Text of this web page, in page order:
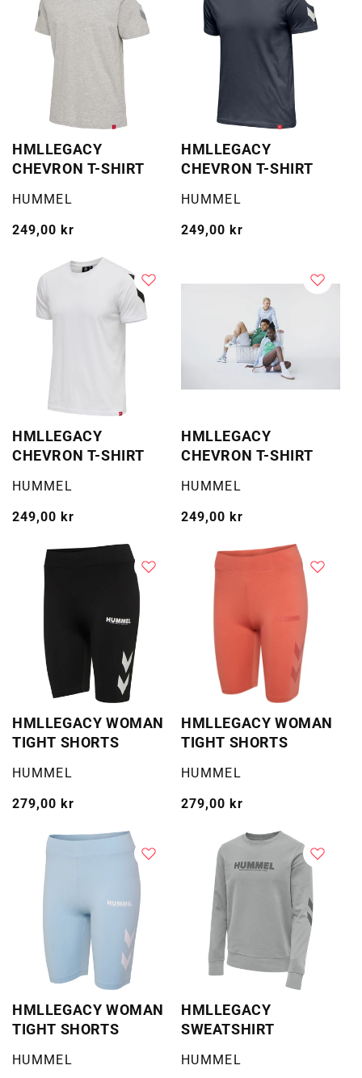
HMLLEGACY
CHEVRON T-SHIRT
Selger:
HUMMEL
Vanlig
249,00 kr
HMLLEGACY
CHEVRON T-SHIRT
Selger:
HUMMEL
Vanlig
249,00 kr
HMLLEGACY
CHEVRON T-SHIRT
Selger:
HUMMEL
Vanlig
249,00 kr
HMLLEGACY
CHEVRON T-SHIRT
Selger:
HUMMEL
Vanlig
249,00 kr
HMLLEGACY WOMAN
TIGHT SHORTS
Selger:
HUMMEL
Vanlig
279,00 kr
HMLLEGACY WOMAN
TIGHT SHORTS
Selger:
HUMMEL
Vanlig
279,00 kr
HMLLEGACY WOMAN
TIGHT SHORTS
Selger:
HUMMEL
HMLLEGACY
SWEATSHIRT
Selger:
HUMMEL